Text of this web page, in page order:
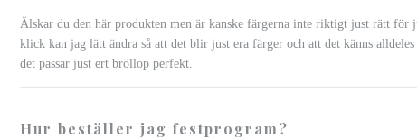
Älskar du den här produkten men är kanske färgerna inte riktigt just rätt
klick kan jag lätt ändra så att det blir just era färger och att det känns
det passar just ert bröllop perfekt.
Hur beställer jag festprogram?